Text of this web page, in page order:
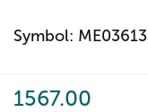
Symbol: ME03613
1567.00